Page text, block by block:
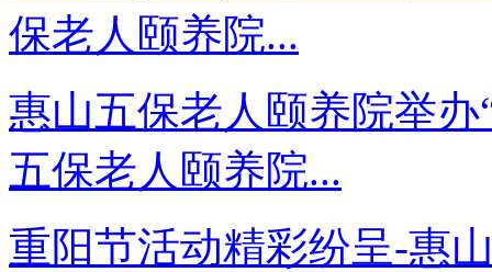
保老人颐养院...
惠山五保老人颐养院举
五保老人颐养院...
重阳节活动精彩纷呈-惠